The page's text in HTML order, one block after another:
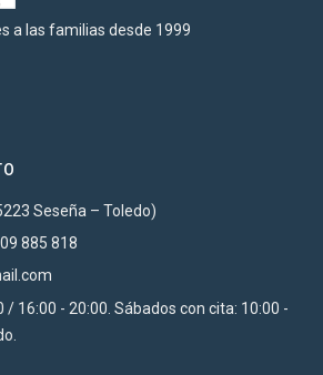
a las familias desde 1999
Seseña – Toledo)
885 818
/ 16:00 - 20:00. Sábados con cita: 10:00 -